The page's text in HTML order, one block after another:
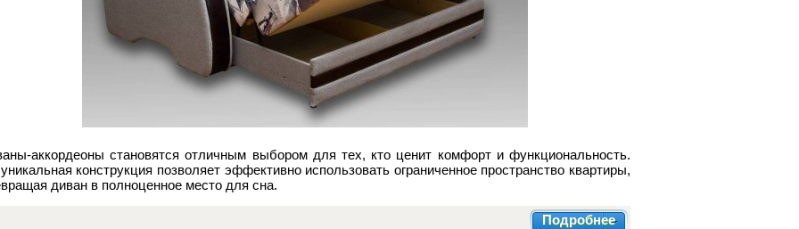
аккордеоны становятся отличным выбором для тех, кто ценит комфорт и функциональность.
конструкция позволяет эффективно использовать ограниченное пространство квартиры,
диван в полноценное место для сна.
Подробнее